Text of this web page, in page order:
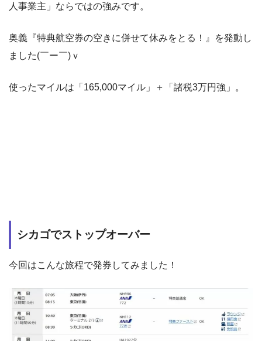
人事業主」ならではの強みです。
奥義『特典航空券の空きに併せて休みをとる！』を発動し
ました(￣ー￣)ｖ
使ったマイルは「165,000マイル」＋「諸税3万円強」。
シカゴでストップオーバー
今回はこんな旅程で発券してみました！